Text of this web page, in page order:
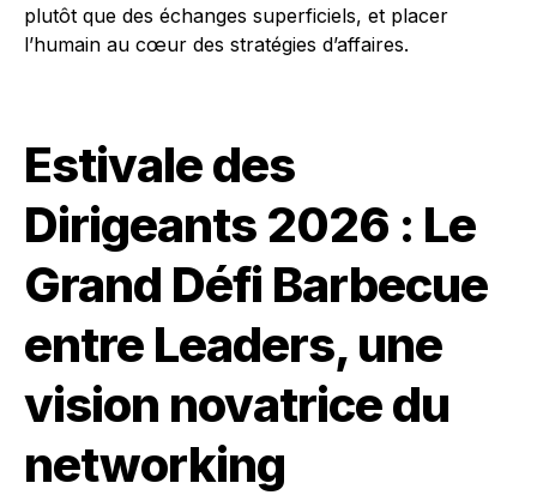
plutôt que des échanges superficiels, et placer
l’humain au cœur des stratégies d’affaires.
Estivale des
Dirigeants 2026 : Le
Grand Défi Barbecue
entre Leaders, une
vision novatrice du
networking